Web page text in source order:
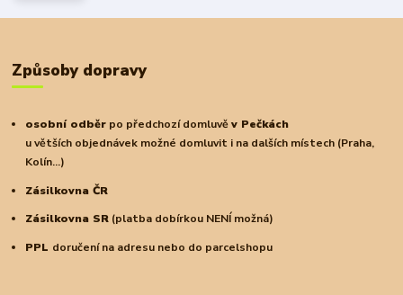
Způsoby dopravy
osobní odběr po předchozí domluvěv Pečkách
u větších objednávek možné domluvit i na dalších místech (Praha,
Kolín...)
Zásilkovna ČR
Zásilkovna SR (platba dobírkou NENÍ možná)
PPL doručení na adresu nebo do parcelshopu